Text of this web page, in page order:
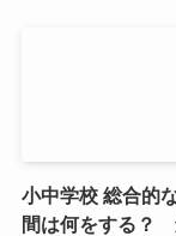
小中学校 総合的
間は何をする？